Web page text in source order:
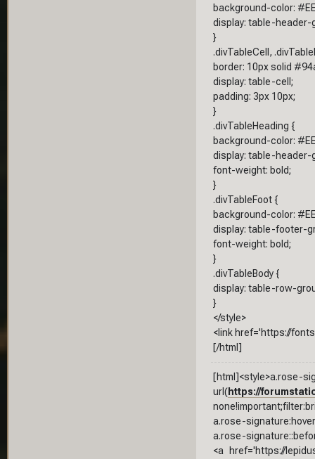
background-color:
display: table-header-
}
.divTableCell,
border: 10px solid
display: table-cell;
padding: 3px 10px;
}
.divTableHeading {
background-color:
display: table-header-
font-weight: bold;
}
.divTableFoot {
background-color:
display: table-footer-
font-weight: bold;
}
.divTableBody {
display: table-row-
}
</style>
<link href='https://
[/html]
[html]<style>a.rose-
url(https://
a.rose-
a.rose-
<a href='https://